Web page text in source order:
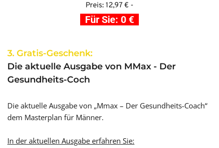
Preis: 12,97 € -
Für Sie: 0 €
3. Gratis-Geschenk:
Die aktuelle Ausgabe von MMax - Der
Gesundheits-Coch
Die aktuelle Ausgabe von „Mmax – Der Gesundheits-Coach“
dem Masterplan für Männer.
In der aktuellen Ausgabe erfahren Sie: